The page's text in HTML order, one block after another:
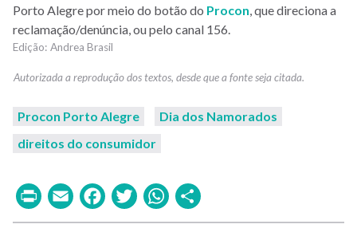
Porto Alegre por meio do botão do Procon , que direciona a
reclamação/denúncia, ou pelo canal 156.
Andrea Brasil
Procon Porto Alegre
Dia dos Namorados
direitos do consumidor
PrintEmailFacebook
TwitterWhatsApp